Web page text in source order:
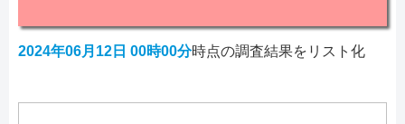
2024年06月12日 00時00分時点の調査結果をリスト化